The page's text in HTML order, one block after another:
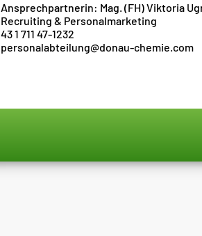
Ansprechpartnerin: Mag. (FH) Viktoria
Recruiting & Personalmarketing
43 1 711 47-1232
personalabteilung@donau-chemie.com